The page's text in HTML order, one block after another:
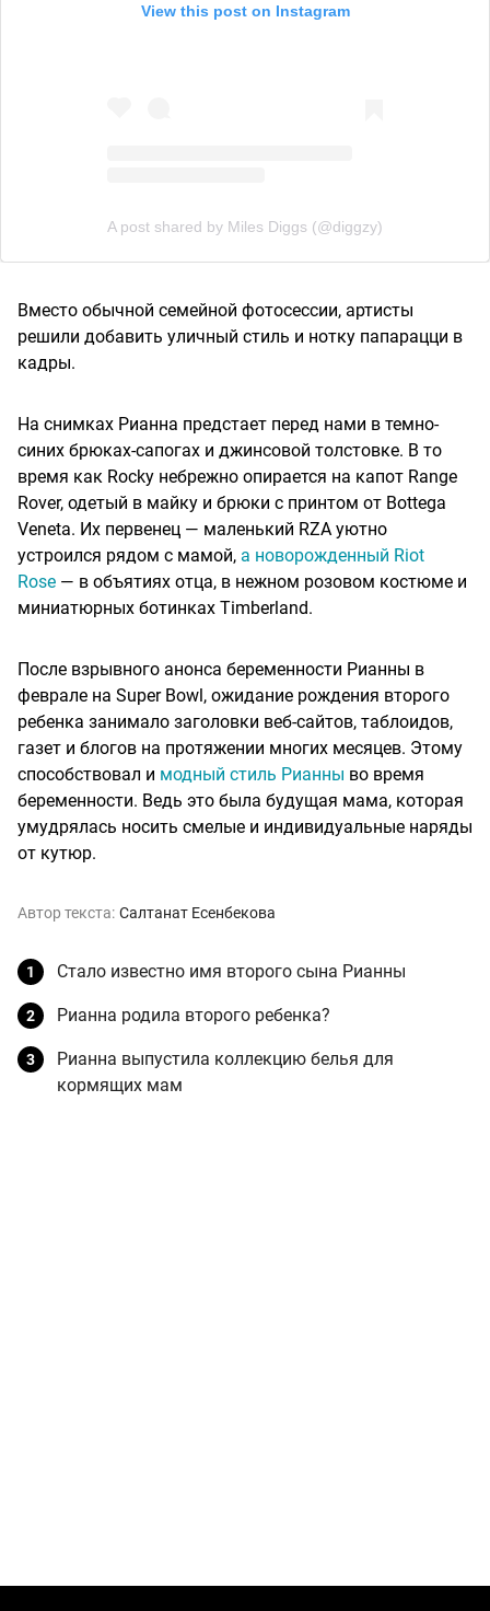
View this post on Instagram
A post shared by Miles Diggs (@diggzy)
Вместо обычной семейной фотосессии, артисты
решили добавить уличный стиль и нотку папарацци в
кадры.
На снимках Рианна предстает перед нами в темно-
синих брюках-сапогах и джинсовой толстовке. В то
время как Rocky небрежно опирается на капот Range
Rover, одетый в майку и брюки с принтом от Bottega
Veneta. Их первенец — маленький RZA уютно
устроился рядом с мамой, а новорожденный Riot
Rose — в объятиях отца, в нежном розовом костюме и
миниатюрных ботинках Timberland.
После взрывного анонса беременности Рианны в
феврале на Super Bowl, ожидание рождения второго
ребенка занимало заголовки веб-сайтов, таблоидов,
газет и блогов на протяжении многих месяцев. Этому
способствовал и модный стиль Рианны во время
беременности. Ведь это была будущая мама, которая
умудрялась носить смелые и индивидуальные наряды
от кутюр.
Автор текста: Салтанат Есенбекова
Стало известно имя второго сына Рианны
Рианна родила второго ребенка?
Рианна выпустила коллекцию белья для
кормящих мам